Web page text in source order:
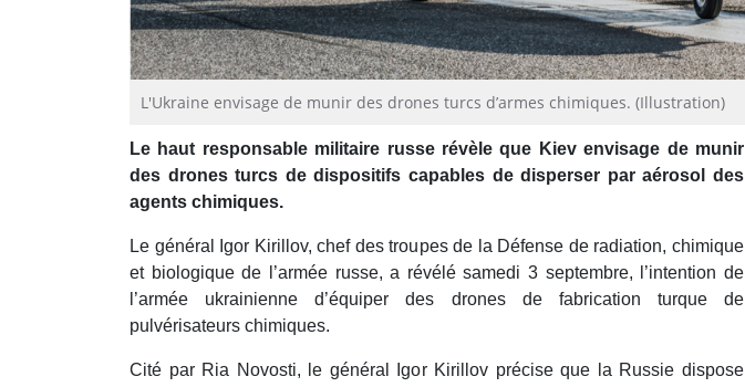
L'Ukraine envisage de munir des drones turcs d’armes chimiques. (Illustration)
Le haut responsable militaire russe révèle que Kiev envisage de munir
des drones turcs de dispositifs capables de disperser par aérosol des
agents chimiques.
Le général Igor Kirillov, chef des troupes de la Défense de radiation, chimique
et biologique de l’armée russe, a révélé samedi 3 septembre, l’intention de
l’armée ukrainienne d’équiper des drones de fabrication turque de
pulvérisateurs chimiques.
Cité par Ria Novosti, le général Igor Kirillov précise que la Russie dispose